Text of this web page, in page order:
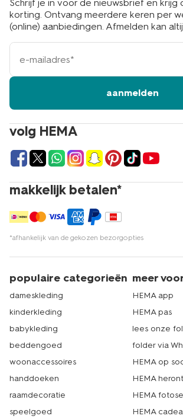
volg HEMA
makkelijk betalen*
*afhankelijk van de gekozen bezorgopties
Schrijf je in voor de nieuwsbrief en krijg
korting. Ontvang meerdere keren per
(online) aanbiedingen. Afmelden kan
e-
mailadres
aanmelden
populaire categorieën
dameskleding
kinderkleding
babykleding
beddengoed
woonaccessoires
handdoeken
raamdecoratie
speelgoed
meer
HEMA app
HEMA pas
lees onze
folder via
HEMA op
HEMA
HEMA
HEMA